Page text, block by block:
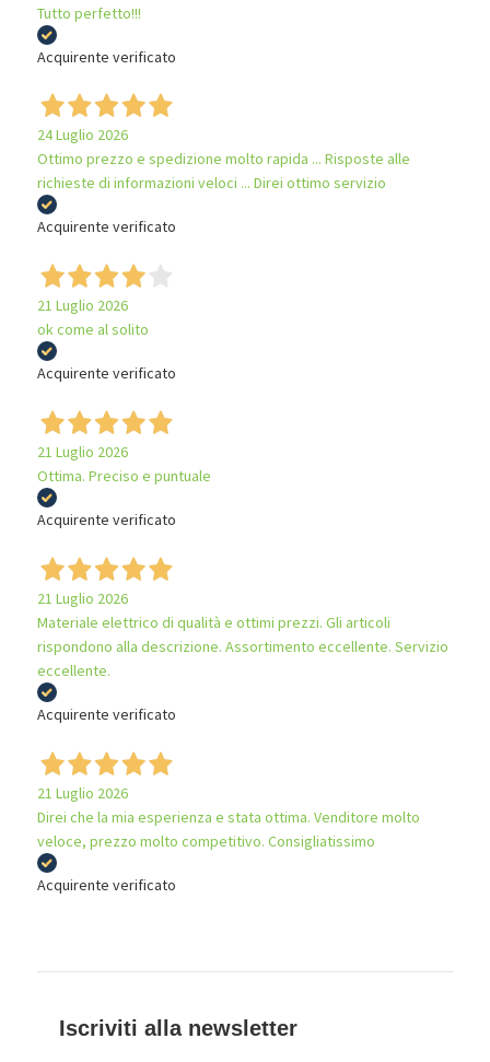
Tutto perfetto!!!
Acquirente verificato
24 Luglio 2026
Ottimo prezzo e spedizione molto rapida ... Risposte alle
richieste di informazioni veloci ... Direi ottimo servizio
Acquirente verificato
21 Luglio 2026
ok come al solito
Acquirente verificato
21 Luglio 2026
Ottima. Preciso e puntuale
Acquirente verificato
21 Luglio 2026
Materiale elettrico di qualità e ottimi prezzi. Gli articoli
rispondono alla descrizione. Assortimento eccellente. Servizio
eccellente.
Acquirente verificato
21 Luglio 2026
Direi che la mia esperienza e stata ottima. Venditore molto
veloce, prezzo molto competitivo. Consigliatissimo
Acquirente verificato
Iscriviti alla newsletter